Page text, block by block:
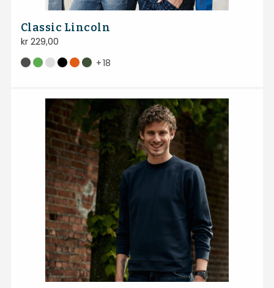
Classic Lincoln
kr229,00
+18